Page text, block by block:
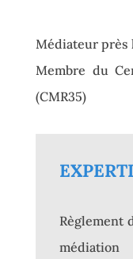
Médiateur près
Membre du
(CMR35)
Règlement
médiation